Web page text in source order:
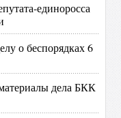
единоросса
о беспорядках 6
дела БКК